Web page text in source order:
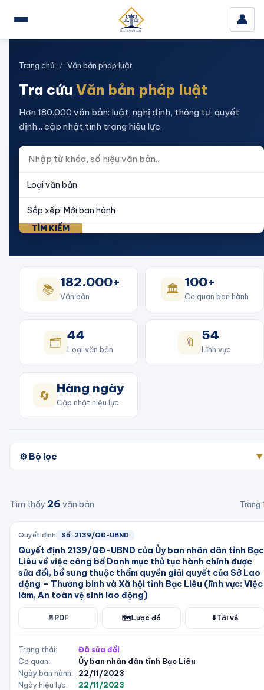
👤
Trang chủ / Văn bản pháp luật
Tra cứu Văn bản pháp luật
Hơn 180.000 văn bản: luật, nghị định, thông tư, quyết
định... cập nhật tình trạng hiệu lực.
TÌM KIẾM
📚 182.000+
Văn bản 🏛️ 100+
Cơ quan ban hành
🗂️ 44
Loại văn bản 🔖 54
Lĩnh vực
🔄 Hàng ngày
Cập nhật hiệu lực
⚙️ Bộ lọc ▼
Tìm thấy 26 văn bản Trang
Quyết định Số: 2139/QĐ-UBND
Quyết định 2139/QĐ-UBND của Ủy ban nhân dân tỉnh Bạc
Liêu về việc công bố Danh mục thủ tục hành chính được
sửa đổi, bổ sung thuộc thẩm quyền giải quyết của Sở Lao
động – Thương binh và Xã hội tỉnh Bạc Liêu (lĩnh vực: Việc
làm, An toàn vệ sinh lao động)
📄 PDF 🗺️Lược đồ ⬇️Tải về
Trạng thái:
Đã sửa đổi
Cơ quan:
Ủy ban nhân dân tỉnh Bạc Liêu
Ngày ban hành:
22/11/2023
Ngày hiệu lực:
22/11/2023